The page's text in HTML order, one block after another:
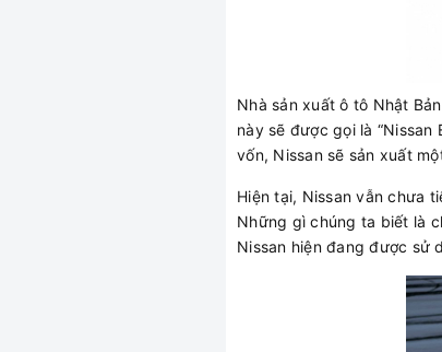
Nhà sản xuất ô tô Nhật
này sẽ được gọi là
vốn, Nissan sẽ sản xuất
Hiện tại, Nissan vẫn chưa
Những gì chúng ta biết là
Nissan hiện đang được sử